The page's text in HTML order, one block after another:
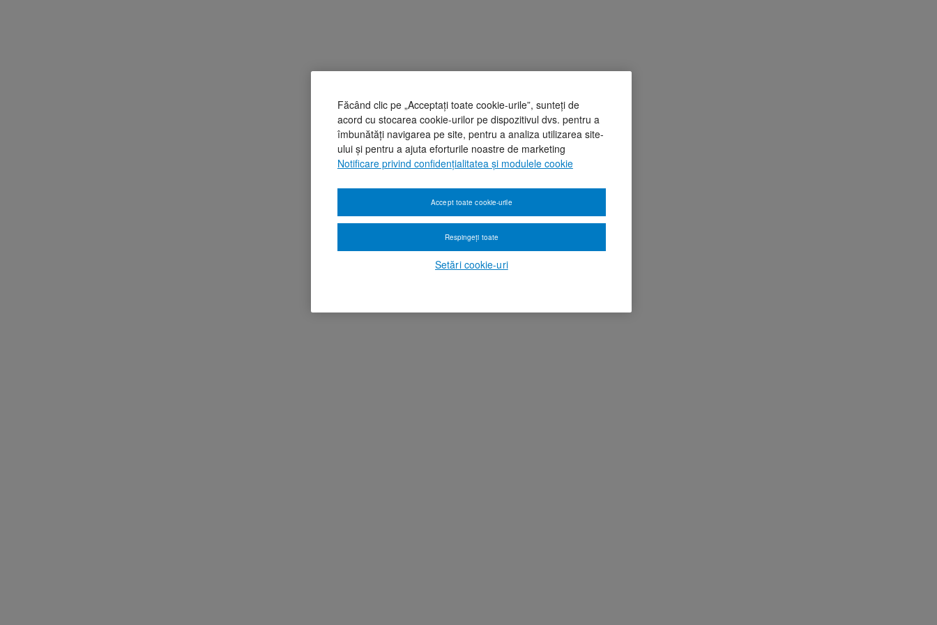
Făcând clic pe „Acceptați toate cookie-urile”, sunteți de
acord cu stocarea cookie-urilor pe dispozitivul dvs. pentru a
îmbunătăți navigarea pe site, pentru a analiza utilizarea site-
ului și pentru a ajuta eforturile noastre de marketing
Notificare privind confidențialitatea și modulele cookie
Setări cookie-uri
Respingeți toate
Accept toate cookie-urile